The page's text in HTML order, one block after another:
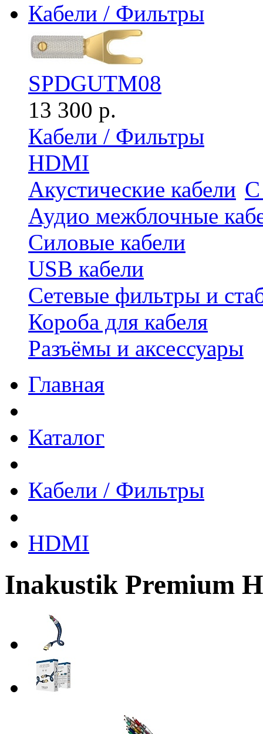
Кабели / Фильтры
SPDGUTM08
13 300 р.
Кабели / Фильтры
HDMI
Акустические кабели С
Аудио межблочные
Силовые кабели
USB кабели
Сетевые фильтры и
Короба для кабеля
Разъёмы и аксессуары
Главная
Каталог
Кабели / Фильтры
HDMI
Inakustik Premium